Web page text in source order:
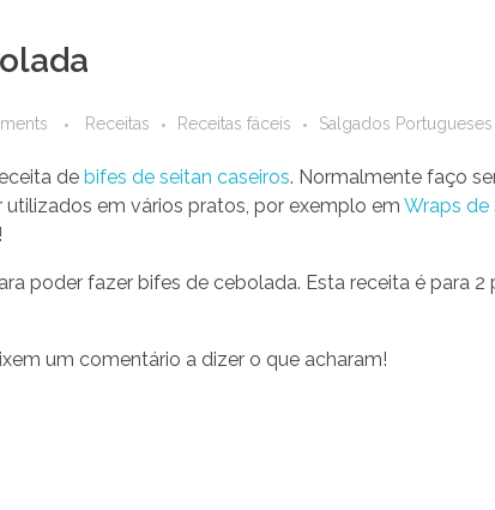
Receitas Receitas fáceis Salgados Portugueses
de bifes de seitan caseiros. Normalmente faço
em vários pratos, por exemplo em Wraps de
poder fazer bifes de cebolada. Esta receita é para
um comentário a dizer o que acharam!